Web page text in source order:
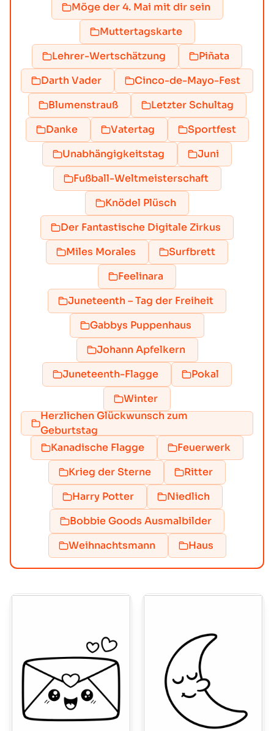
Möge der 4. Mai mit dir sein
Muttertagskarte
Lehrer-Wertschätzung
Piñata
Darth Vader
Cinco-de-Mayo-Fest
Blumenstrauß
Letzter Schultag
Danke
Vatertag
Sportfest
Unabhängigkeitstag
Juni
Fußball-Weltmeisterschaft
Knödel Plüsch
Der Fantastische Digitale Zirkus
Miles Morales
Surfbrett
Feelinara
Juneteenth – Tag der Freiheit
Gabbys Puppenhaus
Johann Apfelkern
Juneteenth-Flagge
Pokal
Winter
Herzlichen Glückwunsch zum
Geburtstag
Kanadische Flagge
Feuerwerk
Krieg der Sterne
Ritter
Harry Potter
Niedlich
Bobbie Goods Ausmalbilder
Weihnachtsmann
Haus